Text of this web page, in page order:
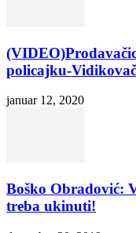
policajku-
januar 12, 2020
Boško Obradović:
treba ukinuti!